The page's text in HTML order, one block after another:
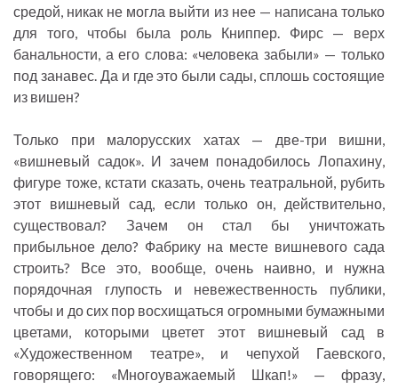
средой, никак не могла выйти из нее — написана только
для того, чтобы была роль Книппер. Фирс — верх
банальности, а его слова: «человека забыли» — только
под занавес. Да и где это были сады, сплошь состоящие
из вишен?
Только при малорусских хатах — две-три вишни,
«вишневый садок». И зачем понадобилось Лопахину,
фигуре тоже, кстати сказать, очень театральной, рубить
этот вишневый сад, если только он, действительно,
существовал? Зачем он стал бы уничтожать
прибыльное дело? Фабрику на месте вишневого сада
строить? Все это, вообще, очень наивно, и нужна
порядочная глупость и невежественность публики,
чтобы и до сих пор восхищаться огромными бумажными
цветами, которыми цветет этот вишневый сад в
«Художественном театре», и чепухой Гаевского,
говорящего: «Многоуважаемый Шкап!» — фразу,